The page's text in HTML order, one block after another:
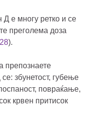
е многу ретко и се
преголема доза
28).
препознаете
збунетост, губење
повраќање,
крвен притисок